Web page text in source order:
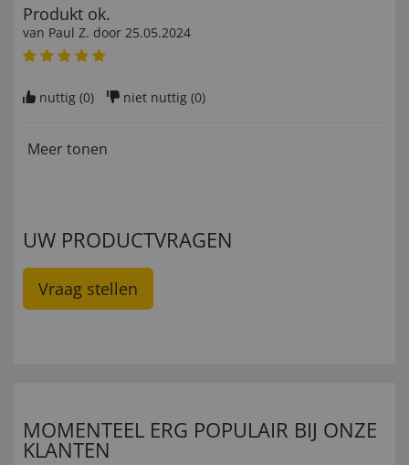
Produkt ok.
van Paul Z. door 25.05.2024
nuttig (0) niet nuttig (0)
Meer tonen
UW PRODUCTVRAGEN
Vraag stellen
MOMENTEEL ERG POPULAIR BIJ ONZE
KLANTEN